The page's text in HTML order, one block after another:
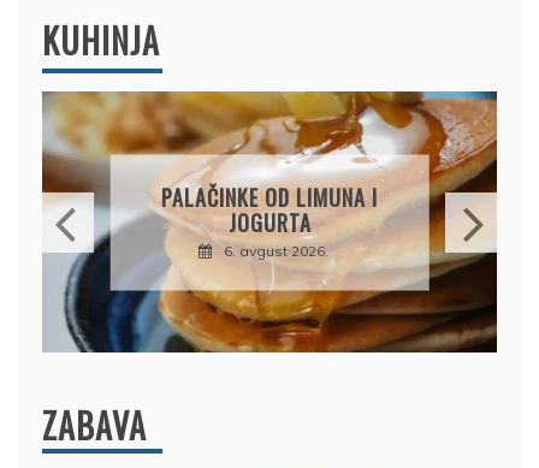
KUHINJA
OD LIMUNA I
JOGURTA
6. avgust 2026.
BRZI
ZABAVA